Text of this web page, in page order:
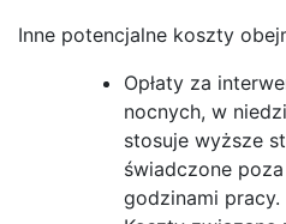
Inne potencjalne koszty
Opłaty za
nocnych, w
stosuje wyższe
świadczone
godzinami pracy.